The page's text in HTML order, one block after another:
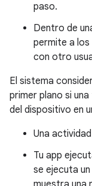
paso.
Dentro de
permite a
con otro
El sistema
primer plano si
del dispositivo en
Una
Tu app
se ejecuta